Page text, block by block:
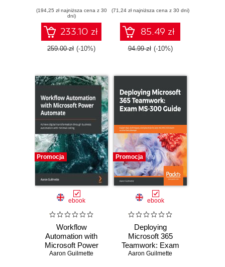
Microsoft 365
platform from
concept to
execution and
pass the MS-900
Second Edition
(194,25 zł najniższa cena z 30
dni)
233.10 zł
259.00 zł (-10%)
Deploy, configure,
and manage
SharePoint on-
premises and
hybrid scenarios
(71,24 zł najniższa cena z 30 dni)
85.49 zł
94.99 zł (-10%)
Promocja
ebook
Workflow
Automation with
Microsoft Power
Automate. Achieve
Aaron Guilmette
Promocja
ebook
Deploying
Microsoft 365
Teamwork: Exam
MS-300 Guide.
Aaron Guilmette